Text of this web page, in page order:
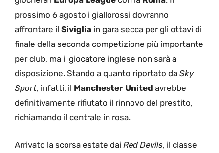
prossimo 6 agosto i giallorossi dovranno
affrontare il Siviglia in gara secca per gli ottavi di
finale della seconda competizione più importante
per club, ma il giocatore inglese non sarà a
disposizione. Stando a quanto riportato da Sky
Sport, infatti, il Manchester United avrebbe
definitivamente rifiutato il rinnovo del prestito,
richiamando il centrale in rosa.
Arrivato la scorsa estate dai Red Devils, il classe